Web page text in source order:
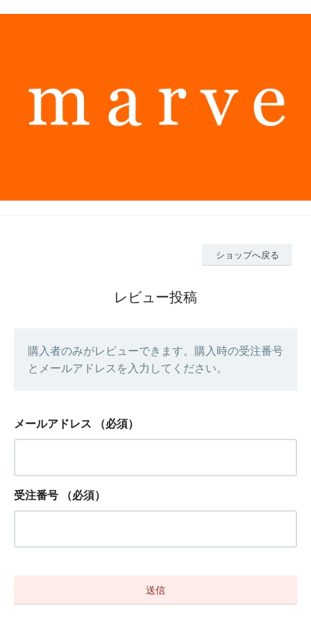
ショップへ戻る
レビュー投稿
購入者のみがレビューできます。購入時の受注番号
とメールアドレスを入力してください。
メールアドレス （必須）
受注番号 （必須）